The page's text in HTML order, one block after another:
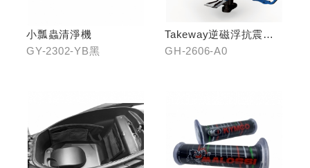
小瓢蟲清淨機
GY-2302-YB黑
Takeway逆磁浮抗震手
機架
GH-2606-A0